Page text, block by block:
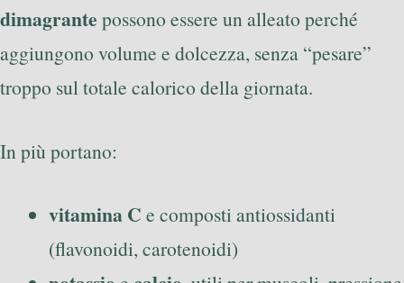
dimagrante possono essere un alleato perché
aggiungono volume e dolcezza, senza “pesare”
troppo sul totale calorico della giornata.
In più portano:
vitamina C e composti antiossidanti
(flavonoidi, carotenoidi)